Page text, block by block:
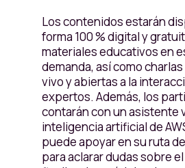
Los contenidos estarán
forma 100 % digital y
materiales educativos en
demanda, así como
vivo y abiertas a la
expertos. Además, los
contarán con un asistente
inteligencia artificial de
puede apoyar en su ruta
para aclarar dudas sobre